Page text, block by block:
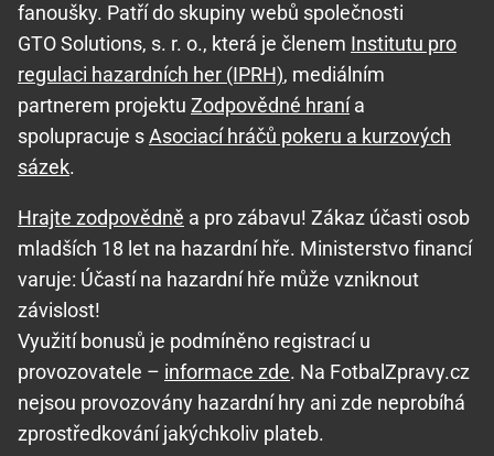
fanoušky. Patří do skupiny webů společnosti
GTO Solutions, s. r. o., která je členem Institutu pro
regulaci hazardních her (IPRH), mediálním
partnerem projektu Zodpovědné hranía
spolupracuje sAsociací hráčů pokeru a kurzových
sázek.
Hrajte zodpovědně a pro zábavu! Zákaz účasti osob
mladších 18 let na hazardní hře. Ministerstvo financí
varuje: Účastí na hazardní hře může vzniknout
závislost!
Využití bonusů je podmíněno registrací u
provozovatele – informace zde. Na FotbalZpravy.cz
nejsou provozovány hazardní hry ani zde neprobíhá
zprostředkování jakýchkoliv plateb.